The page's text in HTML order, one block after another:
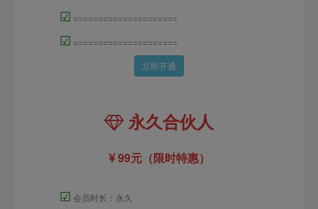
☑ =====================
☑ =====================
立即开通
永久合伙人
99元（限时特惠）
☑ 会员时长：永久